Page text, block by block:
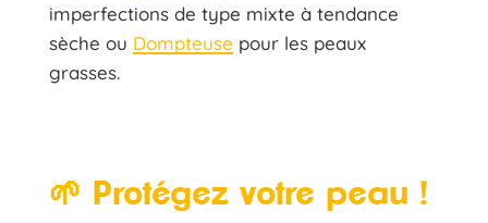
imperfections de type mixte à tendance
sèche ou Dompteuse pour les peaux
grasses.
🌱 Protégez votre peau !